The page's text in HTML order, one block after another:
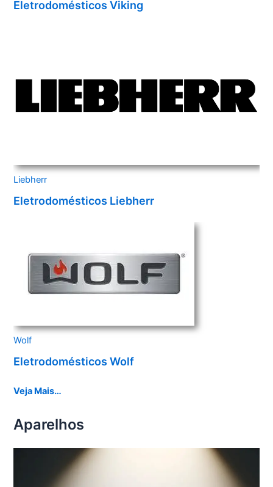
Eletrodomésticos Viking
Liebherr
Eletrodomésticos Liebherr
Wolf
Eletrodomésticos Wolf
Veja Mais…
Aparelhos